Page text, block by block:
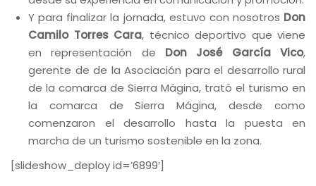
Y para finalizar la jornada, estuvo con nosotros Don
Camilo Torres Cara, técnico deportivo que viene
en representación de Don José García Vico,
gerente de de la Asociación para el desarrollo rural
de la comarca de Sierra Mágina, trató el turismo en
la comarca de Sierra Mágina, desde como
comenzaron el desarrollo hasta la puesta en
marcha de un turismo sostenible en la zona.
[slideshow_deploy id=’6899′]